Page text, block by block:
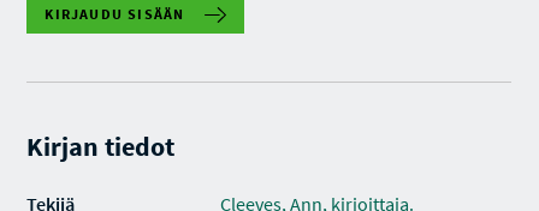
KIRJAUDU SISÄÄN
Kirjan tiedot
Tekijä
Cleeves, Ann, kirjoittaja.